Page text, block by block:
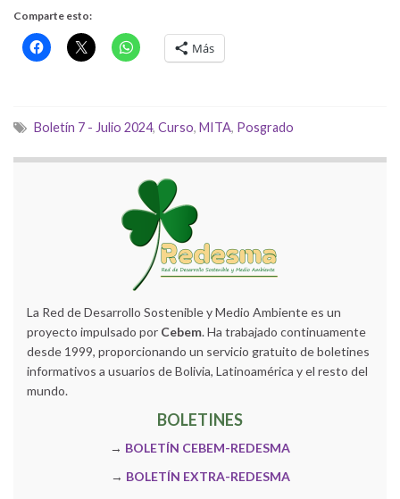
Comparte esto:
Más
Boletín 7 - Julio 2024, Curso, MITA, Posgrado
La Red de Desarrollo Sostenible y Medio Ambiente es un
proyecto impulsado por Cebem. Ha trabajado continuamente
desde 1999, proporcionando un servicio gratuito de boletines
informativos a usuarios de Bolivia, Latinoamérica y el resto del
mundo.
BOLETINES
→ BOLETÍN CEBEM-REDESMA
→ BOLETÍN EXTRA-REDESMA